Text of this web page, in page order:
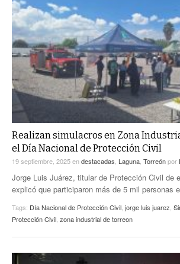
Realizan simulacros en Zona
el Día Nacional de Protección Civil
19 septiembre, 2025endestacadas, Laguna, Torreónpor
Jorge Luis Juárez, titular de Protección Civil de
explicó que participaron más de 5 mil personas
Tags: Día Nacional de Protección Civil, jorge luis juarez,
Protección Civil, zona industrial de torreon